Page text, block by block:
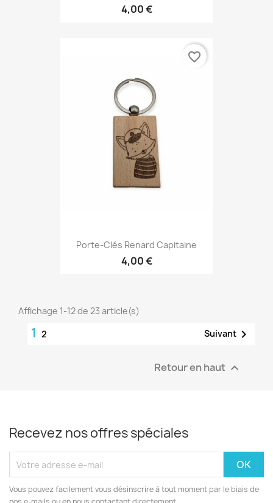
4,00 €
Porte-Clés Renard Capitaine
4,00 €
favorite_border
Affichage 1-12 de 23 article(s)
1 2 Suivant 
Retour en haut 
Recevez nos offres spéciales
Vous pouvez facilement vous désinscrire à tout moment par le biais de